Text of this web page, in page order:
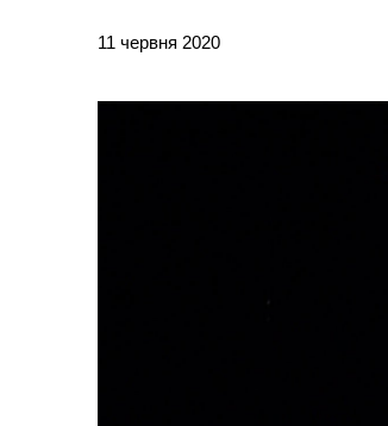
11 червня 2020